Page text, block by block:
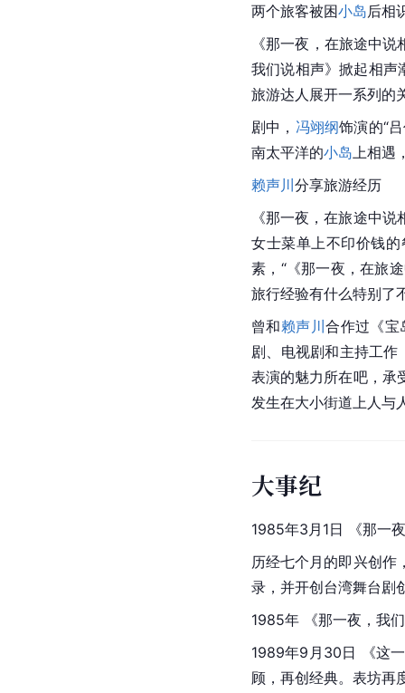
两个旅客被困小岛后相
《那一夜，在旅途中
我们说相声》掀起相声
旅游达人展开一系列的
剧中， 冯翊纲饰演的“
南太平洋的小岛 上相
赖声川分享旅游经历
《那一夜，在旅途中
女士菜单上不印价钱的
素，“《那一夜，在旅
旅行经验有什么特别了
曾和赖声川合作过《宝
剧、电视剧和主持工作
表演的魅力所在吧，承
发生在大小街道上人与
大事纪
1985年3月1日 《那一
历经七个月的即兴创作
录，并开创台湾舞台剧
1985年 《那一夜，我
1989年9月30日 《这
顾，再创经典。表坊再